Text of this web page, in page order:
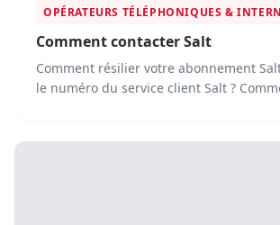
OPÉRATEURS TÉLÉPHONIQUES &
Comment contacter Salt
Comment résilier votre abonnement
le numéro du service client Salt ?